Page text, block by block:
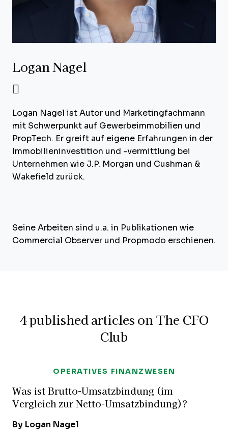
Logan Nagel
Logan Nagel ist Autor und Marketingfachmann
mit Schwerpunkt auf Gewerbeimmobilien und
PropTech. Er greift auf eigene Erfahrungen in der
Immobilieninvestition und -vermittlung bei
Unternehmen wie J.P. Morgan und Cushman &
Wakefield zurück.
Seine Arbeiten sind u.a. in Publikationen wie
Commercial Observer und Propmodo erschienen.
4 published articles on The CFO
Club
OPERATIVES FINANZWESEN
Was ist Brutto-Umsatzbindung (im
Vergleich zur Netto-Umsatzbindung)?
By Logan Nagel